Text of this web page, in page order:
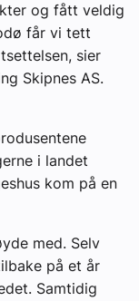
og fått veldig
får vi tett
sier
Skipnes AS.
i landet
kom på en
med. Selv
på et år
Samtidig